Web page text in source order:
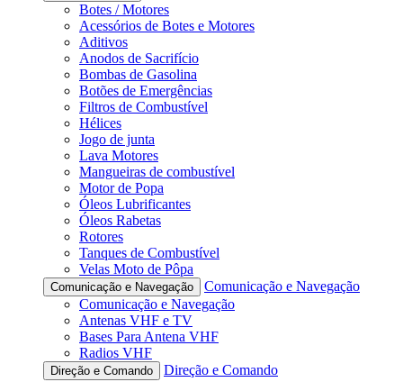
Botes / Motores
Acessórios de Botes e Motores
Aditivos
Anodos de Sacrifício
Bombas de Gasolina
Botões de Emergências
Filtros de Combustível
Hélices
Jogo de junta
Lava Motores
Mangueiras de combustível
Motor de Popa
Óleos Lubrificantes
Óleos Rabetas
Rotores
Tanques de Combustível
Velas Moto de Pôpa
Comunicação e Navegação
Comunicação e Navegação
Comunicação e Navegação
Antenas VHF e TV
Bases Para Antena VHF
Radios VHF
Direção e Comando
Direção e Comando